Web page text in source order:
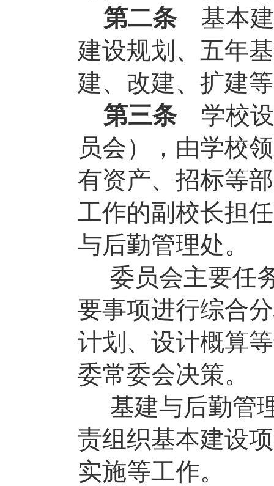
第二条 基本
建设规划、五年
建、改建、扩建
第三条 学校
员会），由学校
有资产、招标等
工作的副校长担
与后勤管理处。
委员会主要任
要事项进行综合
计划、设计概算
委常委会决策。
基建与后勤管
责组织基本建设
实施等工作。